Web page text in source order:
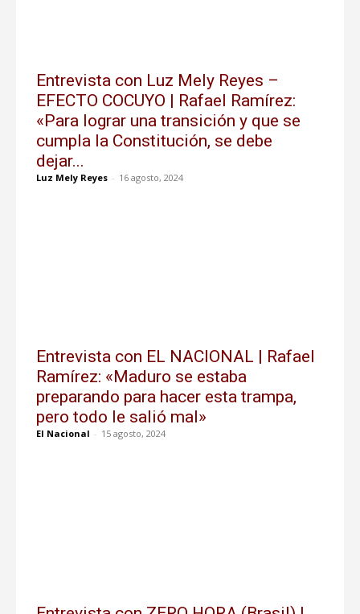
Entrevista con Luz Mely Reyes –
EFECTO COCUYO | Rafael Ramírez:
«Para lograr una transición y que se
cumpla la Constitución, se debe
dejar...
Luz Mely Reyes - 16 agosto, 2024
Entrevista con EL NACIONAL | Rafael
Ramírez: «Maduro se estaba
preparando para hacer esta trampa,
pero todo le salió mal»
El Nacional - 15 agosto, 2024